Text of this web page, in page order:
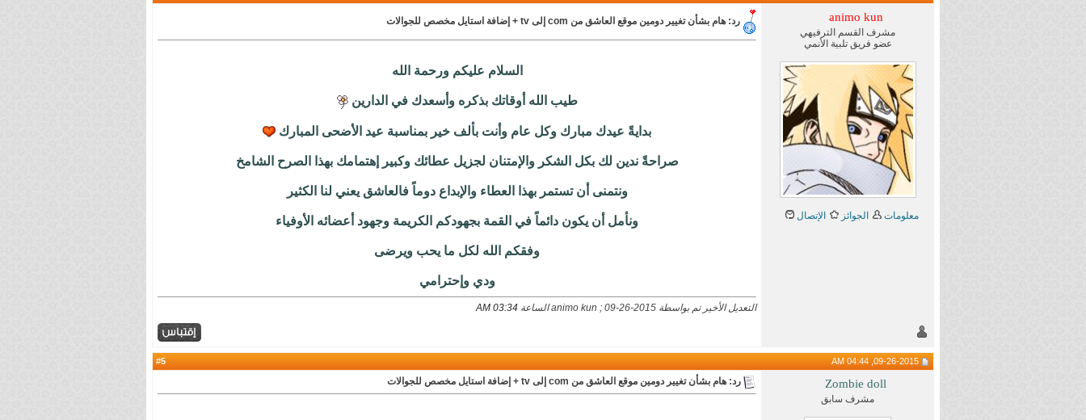
animo kun
مشرف القسم الترفيهي
عضو فريق تلبية الأنمي
معلومات الجوائز الإتصال
رد: هام بشأن تغيير دومين موقع العاشق من com إلى tv + إضافة استايل مخصص للجوالات
السلام عليكم ورحمة الله
طيب الله أوقاتك بذكره وأسعدك في الدارين
بدايةً عيدك مبارك وكل عام وأنت بألف خير بمناسبة عيد الأضحى المبارك
صراحةً ندين لك بكل الشكر والإمتنان لجزيل عطائك وكبير إهتمامك بهذا الصرح الشامخ
ونتمنى أن تستمر بهذا العطاء والإبداع دوماً فالعاشق يعني لنا الكثير
ونأمل أن يكون دائماً في القمة بجهودكم الكريمة وجهود أعضائه الأوفياء
وفقكم الله لكل ما يحب ويرضى
ودي وإحترامي
التعديل الأخير تم بواسطة animo kun ; 09-26-2015 الساعة 03:34 AM
5
Zombie doll
مشرف سابق
رد: هام بشأن تغيير دومين موقع العاشق من com إلى tv + إضافة استايل مخصص للجوالات